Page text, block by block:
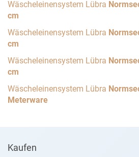
Wäscheleinensystem Lübra
cm
Wäscheleinensystem Lübra
cm
Wäscheleinensystem Lübra
cm
Wäscheleinensystem Lübra
Meterware
Kaufen